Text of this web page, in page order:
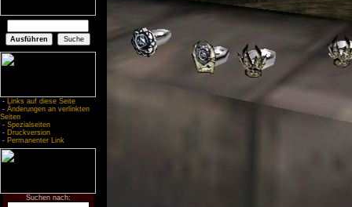
- Links auf diese Seite
- Änderungen an verlinkten
Seiten
- Spezialseiten
- Druckversion
- Permanenter Link
Suchen nach: